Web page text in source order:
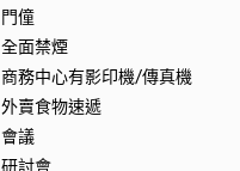
門僮
全面禁煙
商務中心有影印機/傳真機
外賣食物速遞
會議
研討會